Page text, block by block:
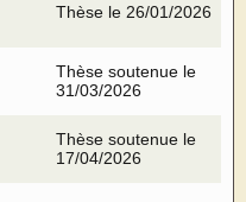
Thèse le 26/01/2026
Thèse soutenue le
31/03/2026
Thèse soutenue le
17/04/2026